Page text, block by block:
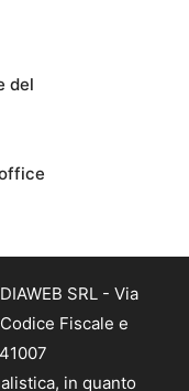
del
SRL - Via
Fiscale e
in quanto